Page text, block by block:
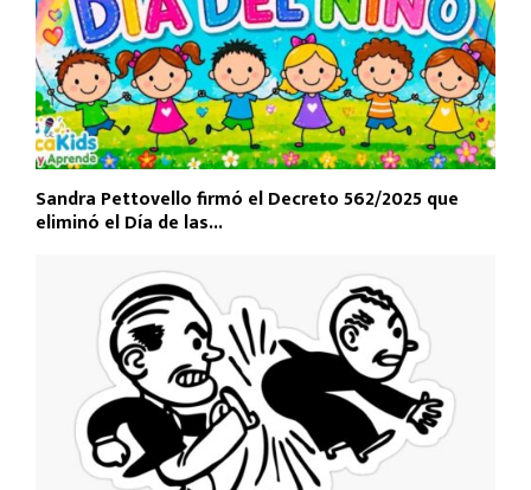
Sandra Pettovello firmó el Decreto 562/2025 que
eliminó el Día de las...